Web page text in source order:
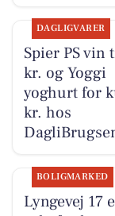
DAGLIGVARER
Spier PS vin
kr. og Yoggi
yoghurt for
kr. hos
BOLIGMARKED
Lyngevej 17